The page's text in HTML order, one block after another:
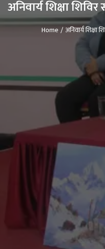
अनिवार्य शिक्षा
Home अनिवार्य शिक्षा